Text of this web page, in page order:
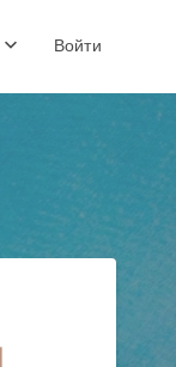
Войти